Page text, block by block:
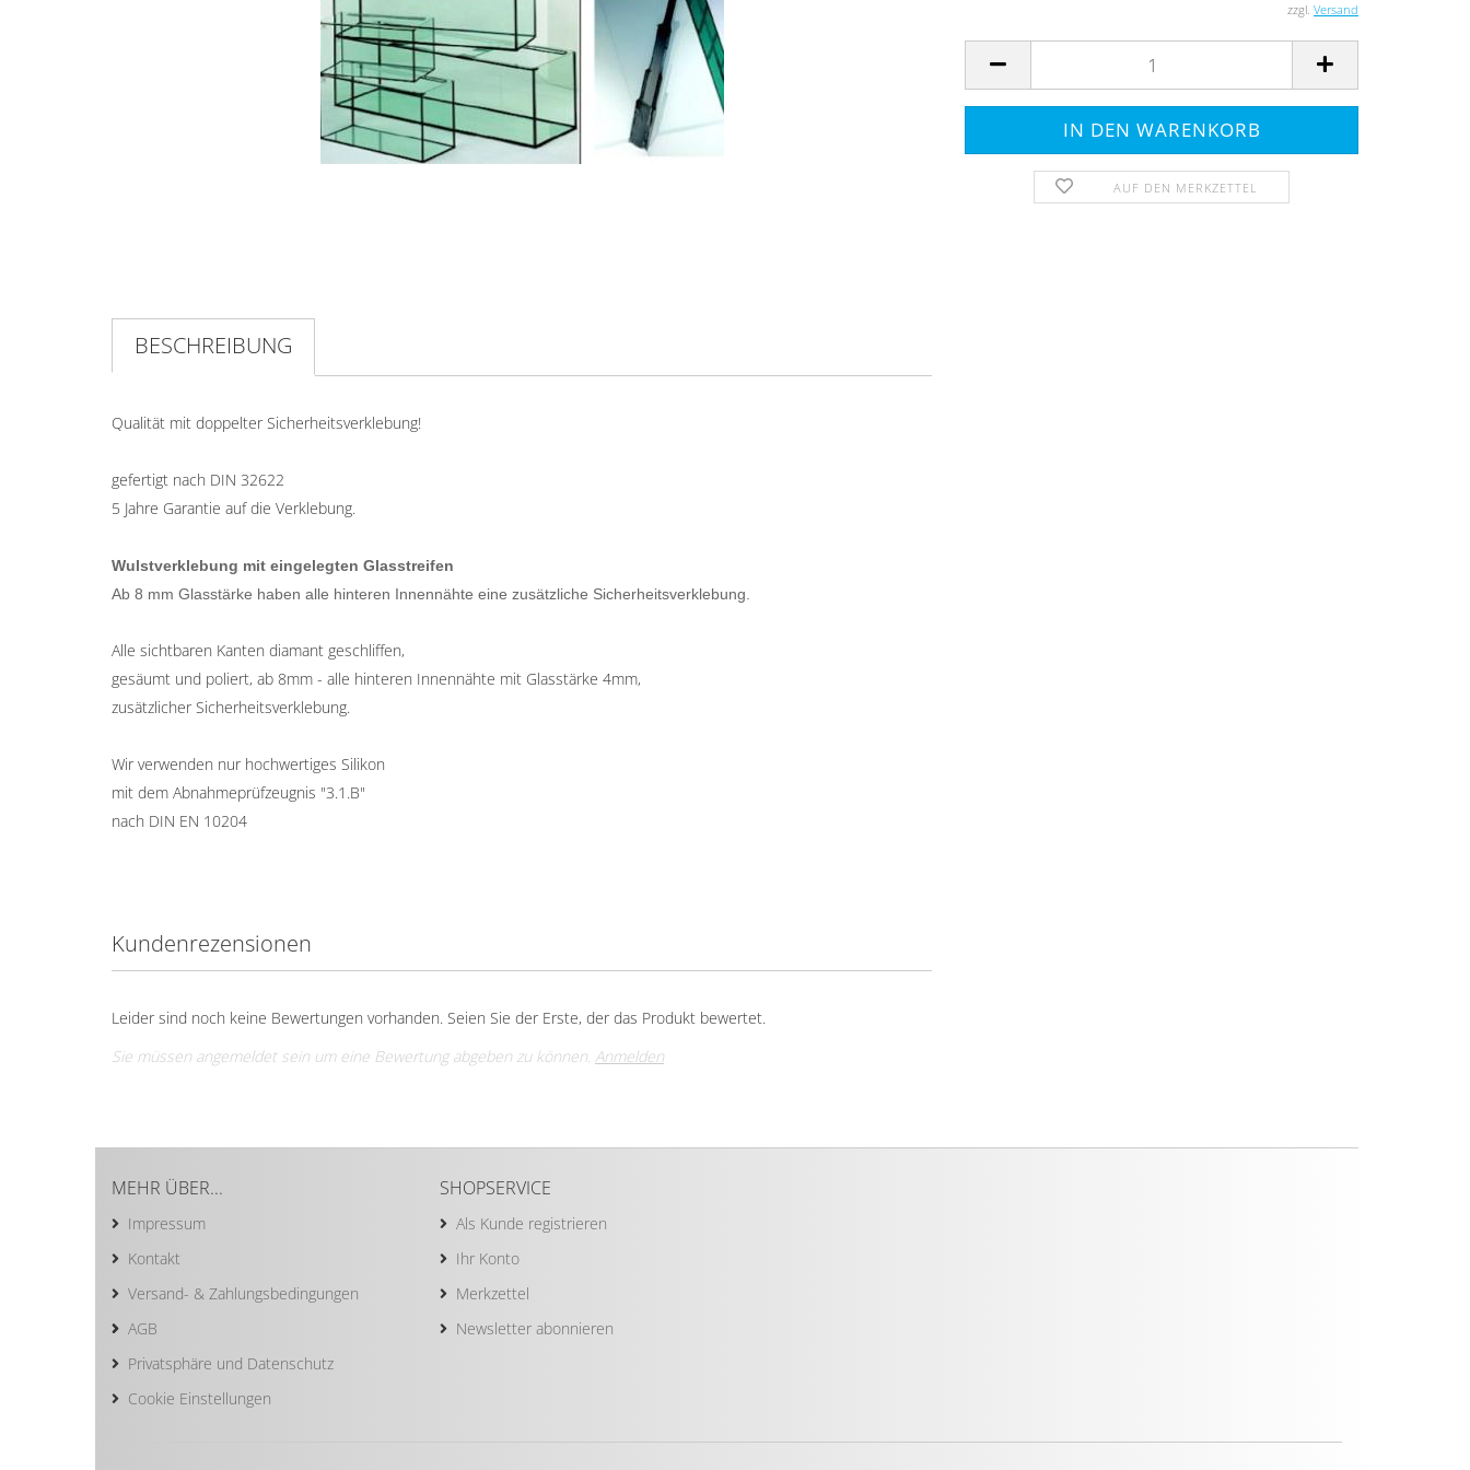
zzgl. Versand
AUF DEN MERKZETTEL
BESCHREIBUNG
Qualität mit doppelter Sicherheitsverklebung!
gefertigt nach DIN 32622
5 Jahre Garantie auf die Verklebung.
Wulstverklebung mit eingelegten Glasstreifen
Ab 8 mm Glasstärke haben alle hinteren Innennähte eine zusätzliche Sicherheitsverklebung.
Alle sichtbaren Kanten diamant geschliffen,
gesäumt und poliert, ab 8mm - alle hinteren Innennähte mit Glasstärke 4mm,
zusätzlicher Sicherheitsverklebung.
Wir verwenden nur hochwertiges Silikon
mit dem Abnahmeprüfzeugnis "3.1.B"
nach DIN EN 10204
Kundenrezensionen
Leider sind noch keine Bewertungen vorhanden. Seien Sie der Erste, der das Produkt bewertet.
Sie müssen angemeldet sein um eine Bewertung abgeben zu können. Anmelden
MEHR ÜBER...
Impressum
Kontakt
Versand- & Zahlungsbedingungen
AGB
Privatsphäre und Datenschutz
Cookie Einstellungen
SHOPSERVICE
Als Kunde registrieren
Ihr Konto
Merkzettel
Newsletter abonnieren